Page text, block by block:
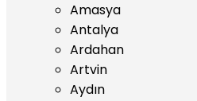
Amasya
Antalya
Ardahan
Artvin
Aydın